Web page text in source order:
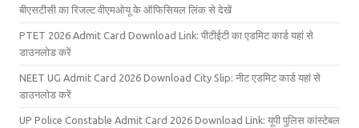
बीएसटीसी का रिजल्ट वीएमओयू के ऑफिसियल लिंक से देखें
PTET 2026 Admit Card Download Link: पीटीईटी का एडमिट कार्ड यहां से
डाउनलोड करें
NEET UG Admit Card 2026 Download City Slip: नीट एडमिट कार्ड यहां से
डाउनलोड करें
UP Police Constable Admit Card 2026 Download Link: यूपी पुलिस कांस्टेबल